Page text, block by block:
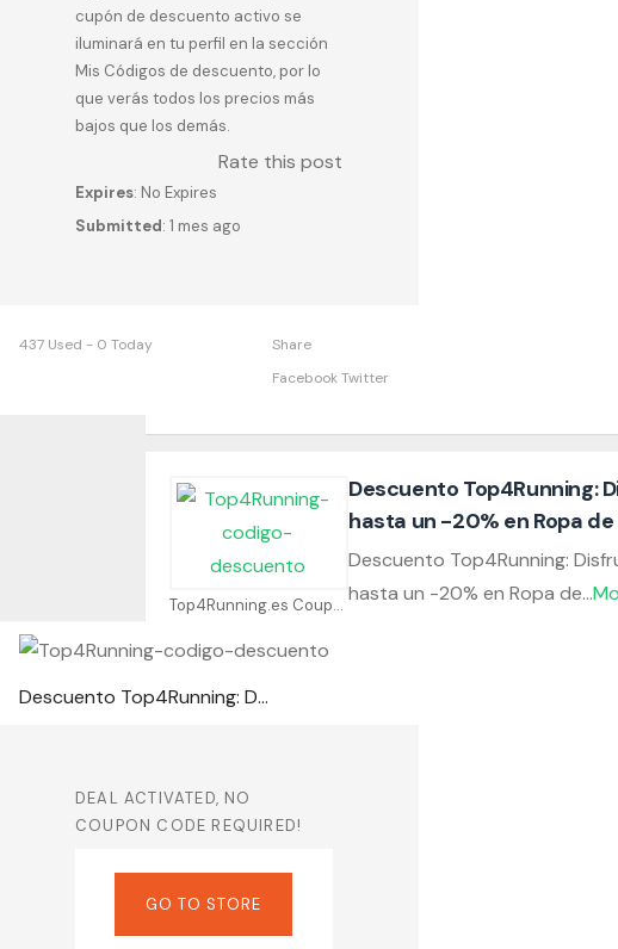
cupón de descuento activo se
iluminará en tu perfil en la sección
Mis Códigos de descuento, por lo
que verás todos los precios más
bajos que los demás.
Rate this post
Expires: No Expires
Submitted: 1 mes ago
437 Used - 0 Today
Share
FacebookTwitter
Top4Running.es Coupons
Descuento Top4Running:
hasta un -20% en Ropa
Descuento Top4Running:
hasta un -20% en Ropa de...
Descuento Top4Running: Disfruta de hasta un -20% en Ropa de running
DEAL ACTIVATED, NO
COUPON CODE REQUIRED!
GO TO STORE